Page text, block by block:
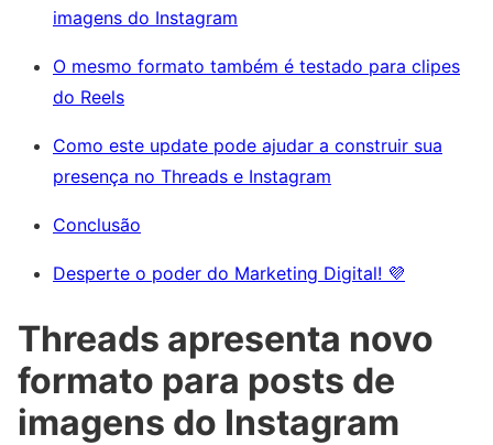
imagens do Instagram
O mesmo formato também é testado para clipes
do Reels
Como este update pode ajudar a construir sua
presença no Threads e Instagram
Conclusão
Desperte o poder do Marketing Digital! 💜
Threads apresenta novo
formato para posts de
imagens do Instagram